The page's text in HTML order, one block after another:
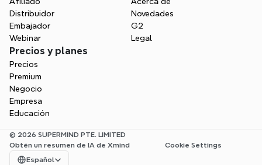
Distribuidor
Embajador
Webinar
Novedades
G2
Legal
Precios y planes
Precios
Premium
Negocio
Empresa
Educación
© 2026 SUPERMIND PTE. LIMITED
Obtén un resumen de IA de Xmind
Cookie Settings
Select Language
Español